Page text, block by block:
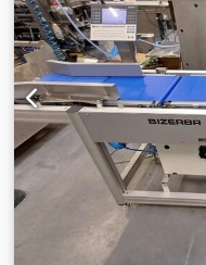
mm - Pjaustinio storis:
V (3 + N, 50/60 Hz) -
kg - Pagaminimo metai:
valandos - Matmenys
2 135 mm
Weighing segment
300 mm Overall
Possibility to upload
licenses: - (MASTER): [+]
comes with a 6-month